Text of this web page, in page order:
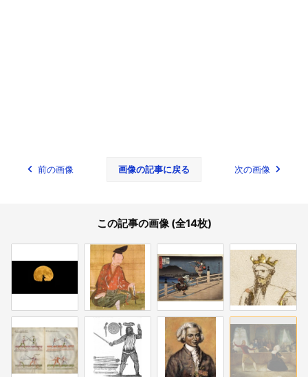
前の画像 画像の記事に戻る 次の画像
この記事の画像 (全14枚)